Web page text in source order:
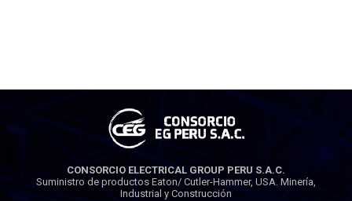
CONSORCIO ELECTRICAL GROUP PERU S.A.C.
Suministro de productos Eaton/ Cutler-Hammer, USA. Minería,
Industrial y Construcción